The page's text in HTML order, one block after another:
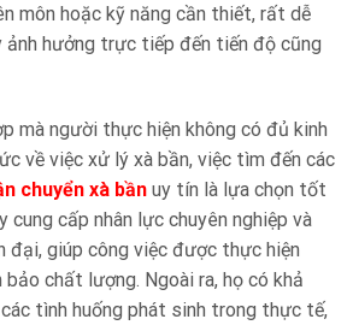
môn hoặc kỹ năng cần thiết, rất dễ
ảnh hưởng trực tiếp đến tiến độ cũng
mà người thực hiện không có đủ kinh
về việc xử lý xà bần, việc tìm đến các
chuyển xà bần uy tín là lựa chọn tốt
cung cấp nhân lực chuyên nghiệp và
đại, giúp công việc được thực hiện
bảo chất lượng. Ngoài ra, họ có khả
tình huống phát sinh trong thực tế,